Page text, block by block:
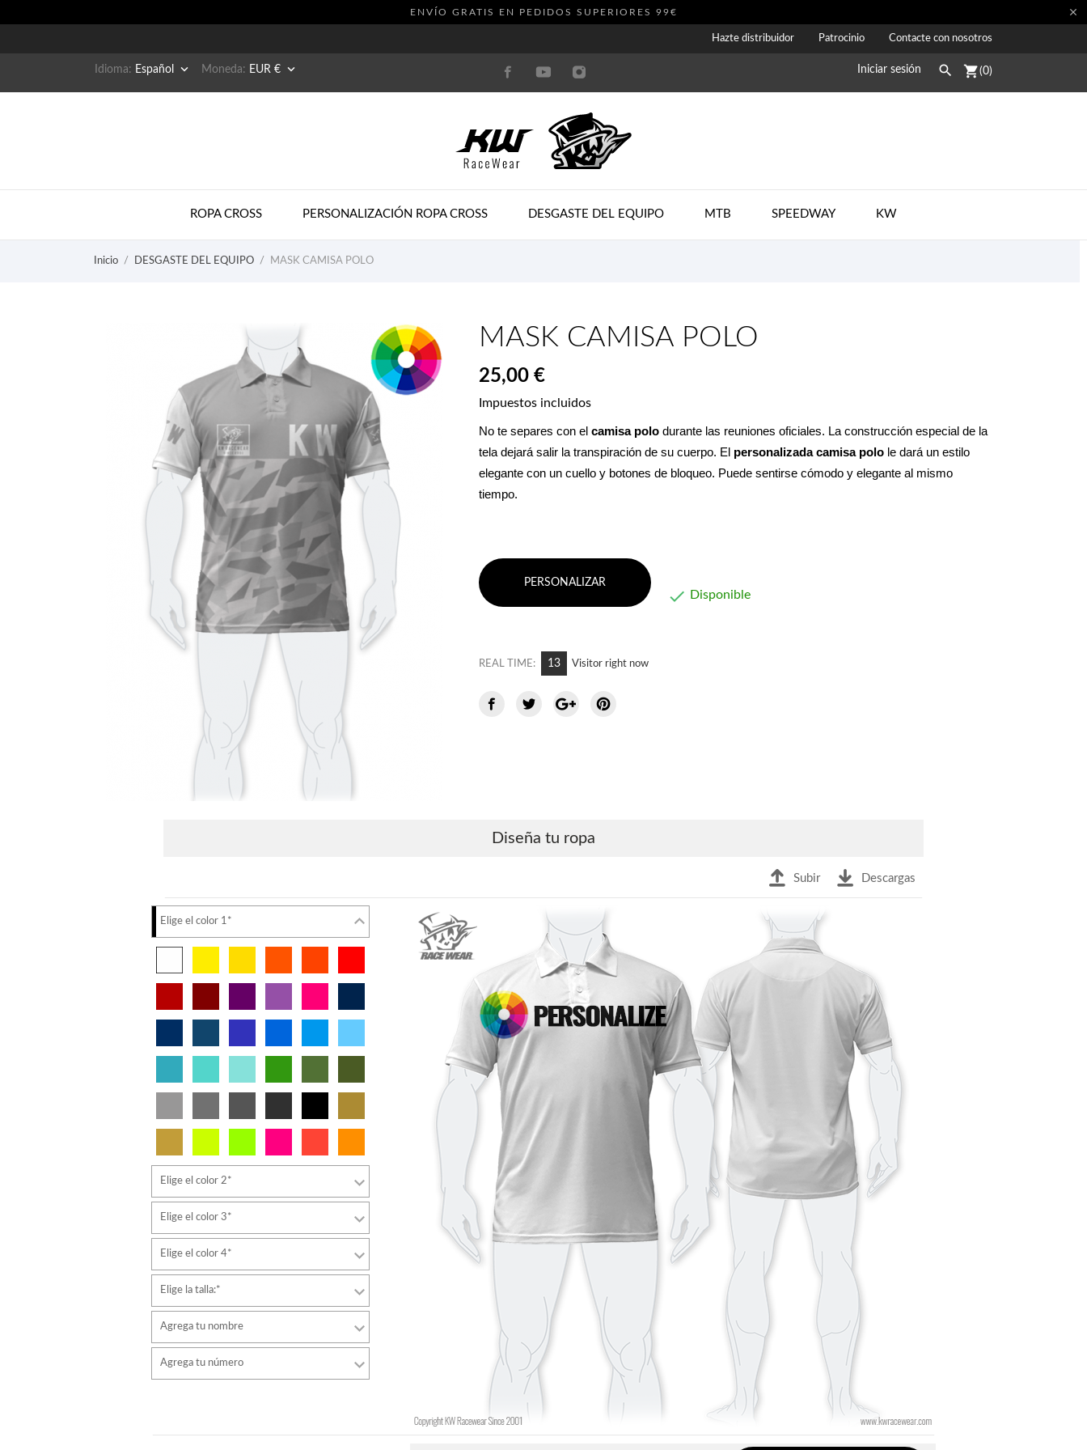
ENVÍO GRATIS EN PEDIDOS SUPERIORES 99€ 
Hazte distribuidor Patrocinio Contacte con nosotros
Idioma: Español  Moneda: EUR €  Iniciar sesión  shopping_cart(0)
ROPA CROSS PERSONALIZACIÓN ROPA CROSS DESGASTE DEL EQUIPO MTB SPEEDWAY KW
Inicio DESGASTE DEL EQUIPO MASK CAMISA POLO
MASK CAMISA POLO
25,00 €
Impuestos incluidos
No te separes con el camisa polo durante las reuniones oficiales. La construcción especial de la
tela dejará salir la transpiración de su cuerpo. El personalizada camisa polo le dará un estilo
elegante con un cuello y botones de bloqueo. Puede sentirse cómodo y elegante al mismo
tiempo.
PERSONALIZAR
 Disponible
REAL TIME: 8 Visitor right now
Diseña tu ropa
Subir Descargas
Elige el color 1*
Elige el color 2*
Elige el color 3*
Elige el color 4*
Elige la talla:*
Agrega tu nombre
Agrega tu número